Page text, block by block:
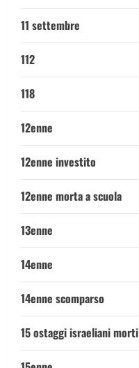
11 settembre
112
118
12enne
12enne investito
12enne morta a scuola
13enne
14enne
14enne scomparso
15 ostaggi israeliani morti